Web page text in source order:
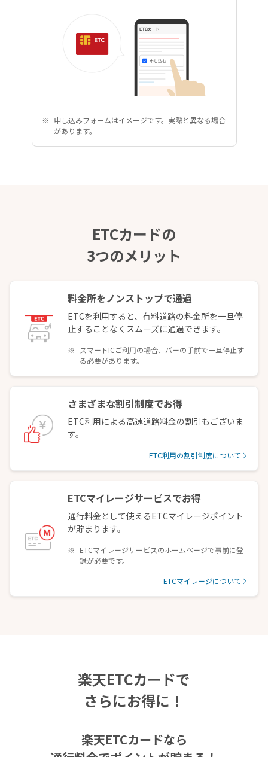
申し込みフォームはイメージです。実際と異なる場合
があります。
ETCカードの
3つのメリット
料金所をノンストップで通過
ETCを利用すると、有料道路の料金所を一旦停
止することなくスムーズに通過できます。
スマートICご利用の場合、バーの手前で一旦停止す
る必要があります。
さまざまな割引制度でお得
ETC利用による高速道路料金の割引もございま
す。
ETC利用の割引制度について
ETCマイレージサービスでお得
通行料金として使えるETCマイレージポイント
が貯まります。
ETCマイレージサービスのホームページで事前に登
録が必要です。
ETCマイレージについて
楽天ETCカードで
さらにお得に！
楽天ETCカードなら